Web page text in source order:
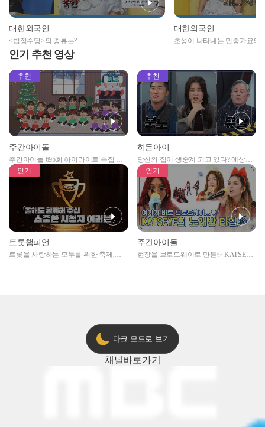
대한외국인
<법정수당>의 종류는?
대한외국인
초성이 나타내는 민중가요의
인기 추천 영상
추천
주간아이돌
주간아이돌 695회 하이라이트 특집 남
자아이돌편 예고
추천
히든아이
당신의 집이 생중계 되고 있다? 예상치
못한 곳에서 일어나는 불법촬영 범죄!
인기
트롯챔피언
트롯을 사랑하는 모두를 위한 축제,
인기
주간아이돌
현장을 브로드웨이로 만든✨ KATSEYE
다크 모드로 보기
채널바로가기